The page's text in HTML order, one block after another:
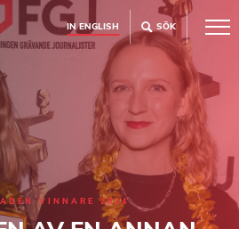
IN ENGLISH SÖK
VINNARE 2024